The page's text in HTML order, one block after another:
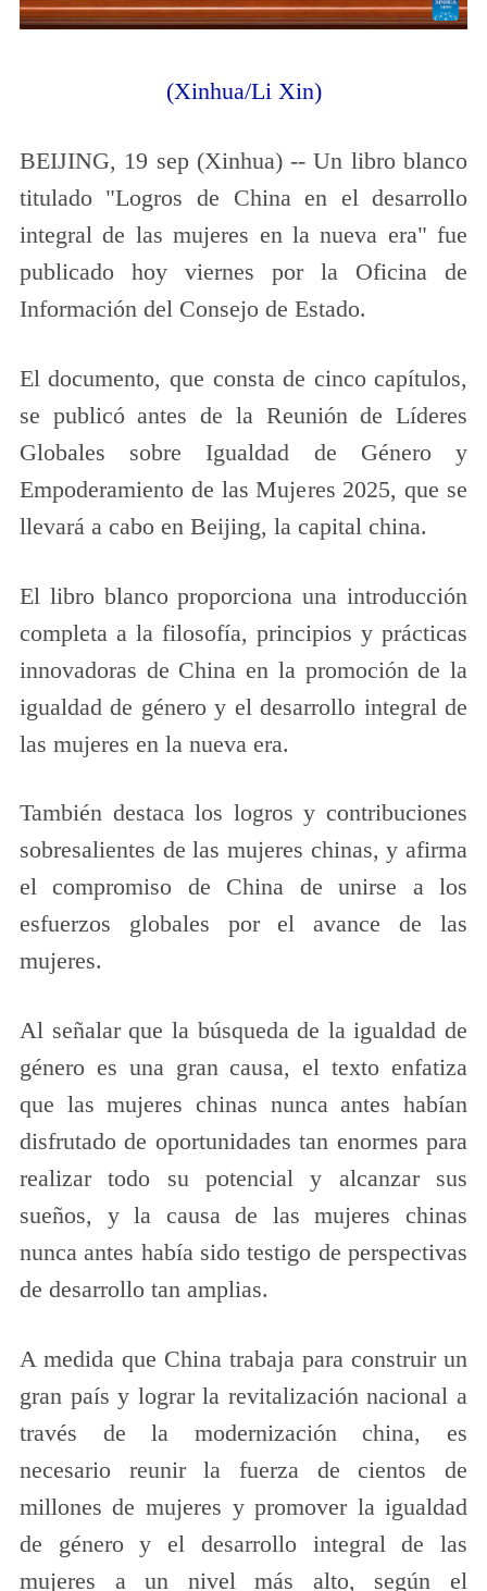
(Xinhua/Li Xin)
BEIJING, 19 sep (Xinhua) -- Un libro blanco
titulado "Logros de China en el desarrollo
integral de las mujeres en la nueva era" fue
publicado hoy viernes por la Oficina de
Información del Consejo de Estado.
El documento, que consta de cinco capítulos,
se publicó antes de la Reunión de Líderes
Globales sobre Igualdad de Género y
Empoderamiento de las Mujeres 2025, que se
llevará a cabo en Beijing, la capital china.
El libro blanco proporciona una introducción
completa a la filosofía, principios y prácticas
innovadoras de China en la promoción de la
igualdad de género y el desarrollo integral de
las mujeres en la nueva era.
También destaca los logros y contribuciones
sobresalientes de las mujeres chinas, y afirma
el compromiso de China de unirse a los
esfuerzos globales por el avance de las
mujeres.
Al señalar que la búsqueda de la igualdad de
género es una gran causa, el texto enfatiza
que las mujeres chinas nunca antes habían
disfrutado de oportunidades tan enormes para
realizar todo su potencial y alcanzar sus
sueños, y la causa de las mujeres chinas
nunca antes había sido testigo de perspectivas
de desarrollo tan amplias.
A medida que China trabaja para construir un
gran país y lograr la revitalización nacional a
través de la modernización china, es
necesario reunir la fuerza de cientos de
millones de mujeres y promover la igualdad
de género y el desarrollo integral de las
mujeres a un nivel más alto, según el